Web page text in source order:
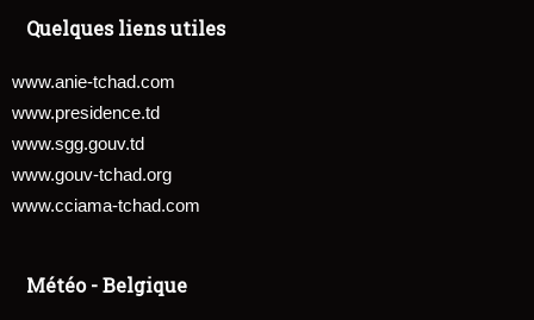
Quelques liens utiles
www.anie-tchad.com
www.presidence.td
www.sgg.gouv.td
www.gouv-tchad.org
www.cciama-tchad.com
Météo - Belgique